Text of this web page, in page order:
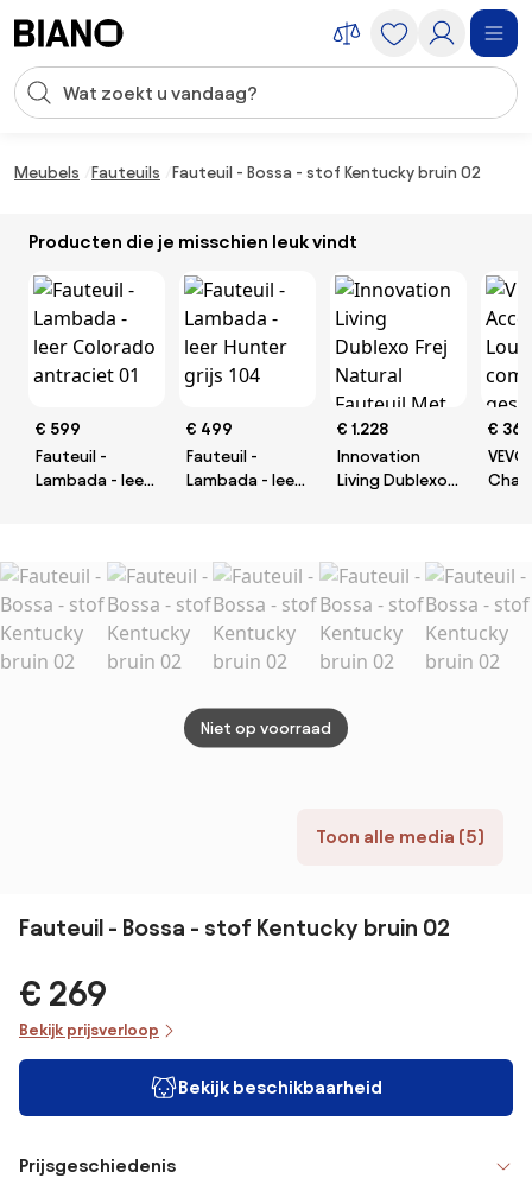
Zoekopdracht invoeren
Meubels Fauteuils Fauteuil - Bossa - stof Kentucky bruin 02
Producten die je misschien leuk vindt
€ 599
Fauteuil -
Lambada - leer
€ 499
Fauteuil -
Lambada - leer
€ 1.228
Innovation
Living Dublexo
Armleuningen
€
stoel
en
Toon alle media (5)
Niet op voorraad
Fauteuil - Bossa - stof Kentucky bruin 02
€ 269
Bekijk prijsverloop
Bekijk beschikbaarheid
Prijsgeschiedenis